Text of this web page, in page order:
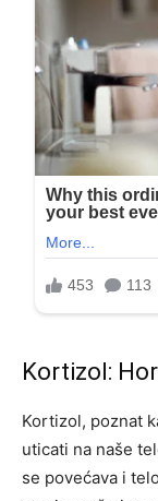
Kortizol:
Kortizol, poznat
uticati na naše
se povećava i